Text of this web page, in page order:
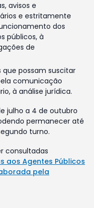
avisos e
e estritamente
dos
públicos, à
de
que possam suscitar
comunicação
à análise jurídica.
julho a 4 de outubro
permanecer até
turno.
consultadas
aos Agentes Públicos
pela